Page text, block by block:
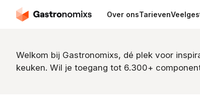
Over onsTarieven
Welkom bij Gastronomixs, dé plek voor
keuken. Wil je toegang tot 6.300+